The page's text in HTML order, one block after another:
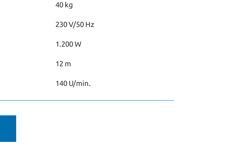
40 kg
230 V/50 Hz
1.200 W
12 m
140 U/min.